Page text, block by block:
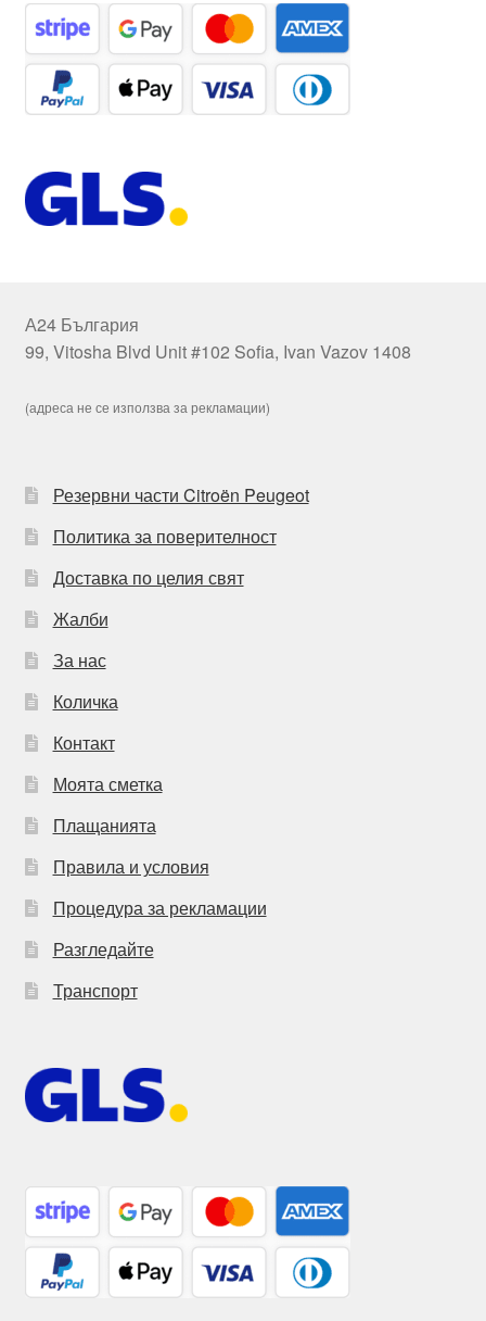
А24 България
99, Vitosha Blvd Unit #102 Sofia, Ivan Vazov 1408
(адреса не се използва за рекламации)
Резервни части Citroën Peugeot
Политика за поверителност
Доставка по целия свят
Жалби
За нас
Количка
Контакт
Моята сметка
Плащанията
Правила и условия
Процедура за рекламации
Разгледайте
Транспорт